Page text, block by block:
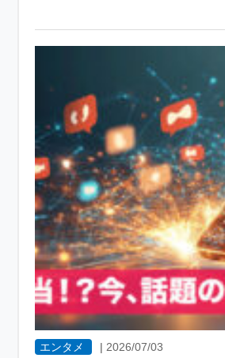
エンタメ | 2026/07/03